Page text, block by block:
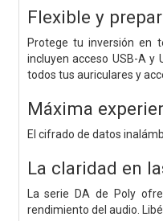
Flexible y
Protege tu inversión en
incluyen acceso USB-A
todos tus auriculares y
Máxima
El cifrado de datos
La claridad en
La serie DA de Poly
rendimiento del audio.